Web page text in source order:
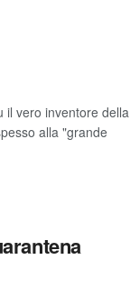
il vero inventore della
alla "grande